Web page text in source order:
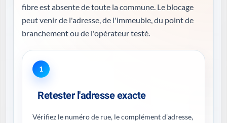
fibre est absente de toute la commune. Le blocage
peut venir de l'adresse, de l'immeuble, du point de
branchement ou de l'opérateur testé.
1
Retester l'adresse exacte
Vérifiez le numéro de rue, le complément d'adresse,